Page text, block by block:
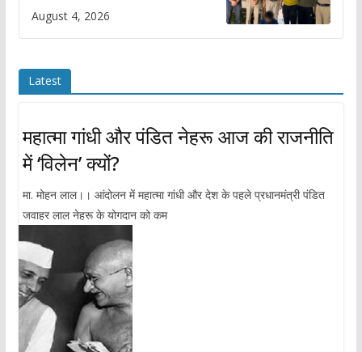
August 4, 2026
Latest
महात्मा गांधी और पंडित नेहरू आज की राजनीति
में ‘विलेन’ क्यों?
मा. मोहन लाल।। आंदोलन में महात्मा गांधी और देश के पहले प्रधानमंत्री पंडित
जवाहर लाल नेहरू के योगदान को कम